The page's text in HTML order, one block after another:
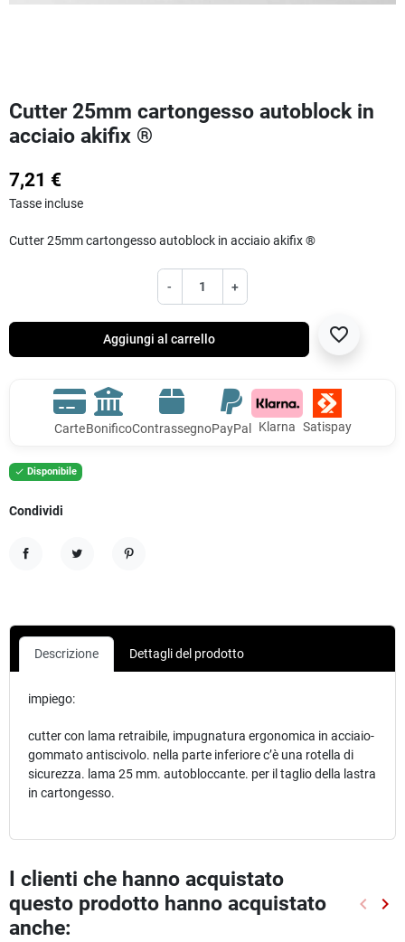
Cutter 25mm cartongesso autoblock in
acciaio akifix ®
7,21 €
Tasse incluse
Cutter 25mm cartongesso autoblock in acciaio akifix ®
- +
Aggiungi al carrello favorite_border
CarteBonificoContrassegnoPayPal Klarna Satispay
 Disponibile
Condividi
Descrizione Dettagli del prodotto
impiego:
cutter con lama retraibile, impugnatura ergonomica in acciaio-
gommato antiscivolo. nella parte inferiore c’è una rotella di
sicurezza. lama 25 mm. autobloccante. per il taglio della lastra
in cartongesso.
I clienti che hanno acquistato
questo prodotto hanno acquistato
anche:
keyboard_arrow_left keyboard_arrow_right